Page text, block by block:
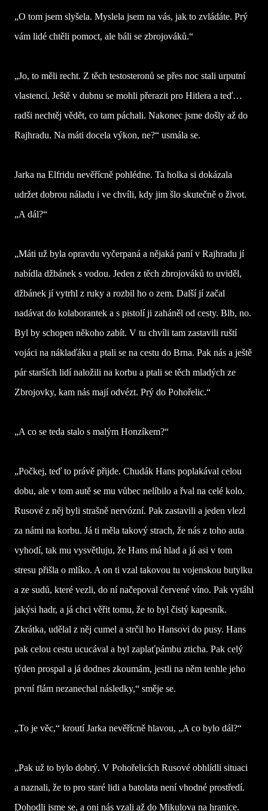
„O tom jsem slyšela. Myslela jsem na vás, jak to zvládáte. Prý
vám lidé chtěli pomoct, ale báli se zbrojováků.“
„Jo, to měli recht. Z těch testosteronů se přes noc stali urputní
vlastenci. Ještě v dubnu se mohli přerazit pro Hitlera a teď…
radši nechtěj vědět, co tam páchali. Nakonec jsme došly až do
Rajhradu. Na máti docela výkon, ne?“ usmála se.
Jarka na Elfridu nevěřícně pohlédne. Ta holka si dokázala
udržet dobrou náladu i ve chvíli, kdy jim šlo skutečně o život.
„A dál?“
„Máti už byla opravdu vyčerpaná a nějaká paní v Rajhradu jí
nabídla džbánek s vodou. Jeden z těch zbrojováků to uviděl,
džbánek jí vytrhl z ruky a rozbil ho o zem. Další jí začal
nadávat do kolaborantek a s pistolí ji zaháněl od cesty. Blb, no.
Byl by schopen někoho zabít. V tu chvíli tam zastavili ruští
vojáci na náklaďáku a ptali se na cestu do Brna. Pak nás a ještě
pár starších lidí naložili na korbu a ptali se těch mladých ze
Zbrojovky, kam nás mají odvézt. Prý do Pohořelic.“
„A co se teda stalo s malým Honzíkem?“
„Počkej, teď to právě přijde. Chudák Hans poplakával celou
dobu, ale v tom autě se mu vůbec nelíbilo a řval na celé kolo.
Rusové z něj byli strašně nervózní. Pak zastavili a jeden vlezl
za námi na korbu. Já ti měla takový strach, že nás z toho auta
vyhodí, tak mu vysvětluju, že Hans má hlad a já asi v tom
stresu přišla o mlíko. A on ti vzal takovou tu vojenskou butylku
a ze sudů, které vezli, do ní načepoval červené víno. Pak vytáhl
jakýsi hadr, a já chci věřit tomu, že to byl čistý kapesník.
Zkrátka, udělal z něj cumel a strčil ho Hansovi do pusy. Hans
pak celou cestu ucucával a byl zaplaťpámbu zticha. Pak celý
týden prospal a já dodnes zkoumám, jestli na něm tenhle jeho
první flám nezanechal následky,“ směje se.
„To je věc,“ kroutí Jarka nevěřícně hlavou, „A co bylo dál?“
„Pak už to bylo dobrý. V Pohořelicích Rusové obhlídli situaci
a naznali, že to pro staré lidi a batolata není vhodné prostředí.
Dohodli jsme se, a oni nás vzali až do Mikulova na hranice.